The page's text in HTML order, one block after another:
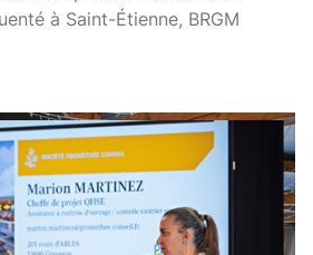
à Saint-Étienne, BRGM